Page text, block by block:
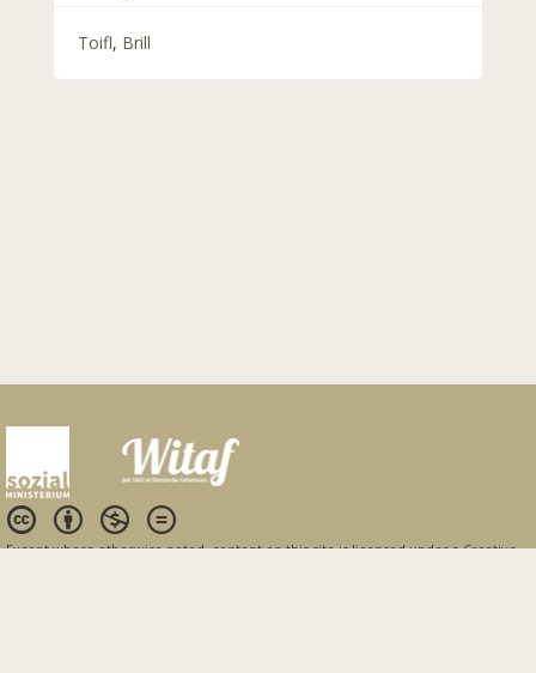
Toifl, Brill
Except where otherwisenoted, content on this site is licensed under aCreative